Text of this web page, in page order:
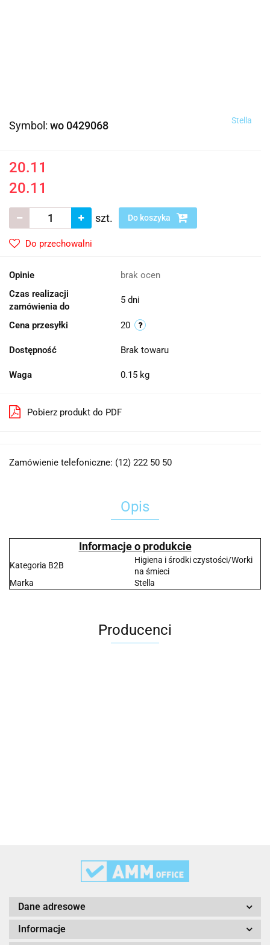
Symbol: wo 0429068 Stella
20.11
20.11
szt. Do koszyka
Do przechowalni
Opinie
brak ocen
Czas realizacji
zamówienia do
5 dni
Cena przesyłki 20
Dostępność Brak towaru
Waga 0.15 kg
Pobierz produkt do PDF
Zamówienie telefoniczne: (12) 222 50 50
Opis
Informacje o produkcie
Kategoria B2B
Higiena i środki czystości/Worki
na śmieci
Marka
Stella
Producenci
Dane adresowe
Informacje